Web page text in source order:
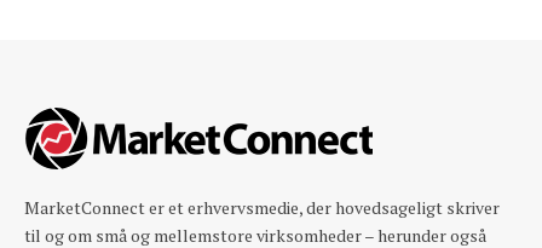
MarketConnect er et erhvervsmedie, der hovedsageligt skriver
til og om små og mellemstore virksomheder – herunder også